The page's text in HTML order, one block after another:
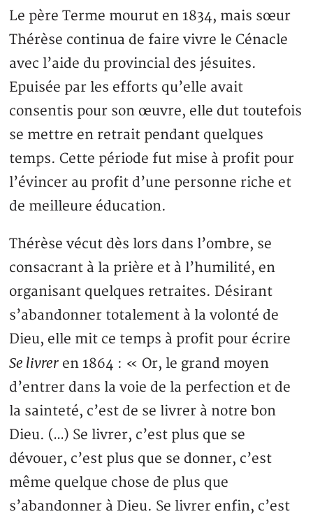
Le père Terme mourut en 1834, mais sœur
Thérèse continua de faire vivre le Cénacle
avec l’aide du provincial des jésuites.
Epuisée par les efforts qu’elle avait
consentis pour son œuvre, elle dut toutefois
se mettre en retrait pendant quelques
temps. Cette période fut mise à profit pour
l’évincer au profit d’une personne riche et
de meilleure éducation.
Thérèse vécut dès lors dans l’ombre, se
consacrant à la prière et à l’humilité, en
organisant quelques retraites. Désirant
s’abandonner totalement à la volonté de
Dieu, elle mit ce temps à profit pour écrire
Se livrer en 1864 : « Or, le grand moyen
d’entrer dans la voie de la perfection et de
la sainteté, c’est de se livrer à notre bon
Dieu. (…) Se livrer, c’est plus que se
dévouer, c’est plus que se donner, c’est
même quelque chose de plus que
s’abandonner à Dieu. Se livrer enfin, c’est